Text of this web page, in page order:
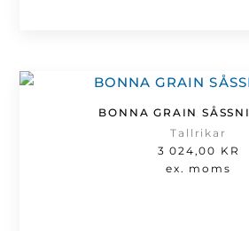
BONNA GRAIN
Tallrikar
3 024,00 KR
ex. moms